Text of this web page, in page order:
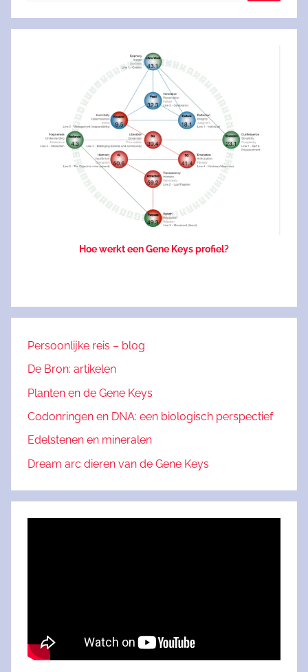
Hoe werkt een Gene Keys profiel?
Persoonlijke reis – blog
De Bron: artikelen
Planten en de Gene Keys
Codonringen en DNA: een biologisch perspectief
Edelstenen en mineralen
Dream arc dieren van de Gene Keys